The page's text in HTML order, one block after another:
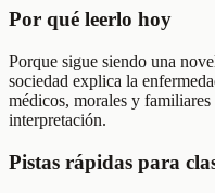
Por qué leerlo hoy
Porque sigue siendo una
sociedad explica la
médicos, morales y
interpretación.
Pistas rápidas para